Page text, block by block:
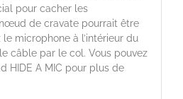
pour cacher les
de cravate pourrait être
microphone à l’intérieur du
câble par le col. Vous pouvez
HIDE A MIC pour plus de